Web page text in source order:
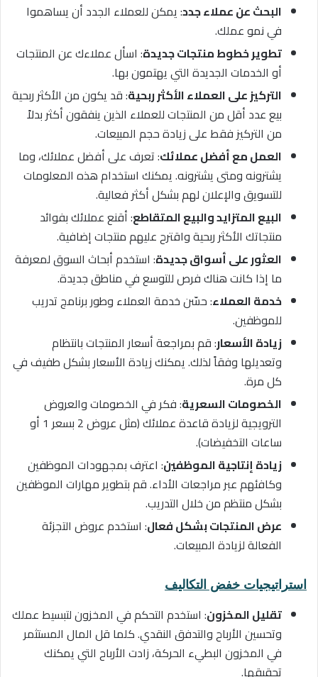
البحث عن عملاء جدد: يمكن للعملاء الجدد أن يساهموا
في نمو عملك.
تطوير خطوط منتجات جديدة: اسأل عملاءك عن المنتجات
أو الخدمات الجديدة التي يهتمون بها.
التركيز على العملاء الأكثر ربحية: قد يكون من الأكثر ربحية
بيع عدد أقل من المنتجات للعملاء الذين ينفقون أكثر بدلاً
من التركيز فقط على زيادة حجم المبيعات.
العمل مع أفضل عملائك: تعرف على أفضل عملائك، وما
يشترونه ومتى يشترونه. يمكنك استخدام هذه المعلومات
للتسويق والإعلان لهم بشكل أكثر فعالية.
البيع المتزايد والبيع المتقاطع: أقنع عملائك بفوائد
منتجاتك الأكثر ربحية واقترح عليهم منتجات إضافية.
العثور على أسواق جديدة: استخدم أبحاث السوق لمعرفة
ما إذا كانت هناك فرص للتوسع في مناطق جديدة.
خدمة العملاء: حسّن خدمة العملاء وطور برنامج تدريب
للموظفين.
زيادة الأسعار: قم بمراجعة أسعار المنتجات بانتظام
وتعديلها وفقاً لذلك. يمكنك زيادة الأسعار بشكل طفيف في
كل مرة.
الخصومات السعرية: فكر في الخصومات والعروض
الترويجية لزيادة قاعدة عملائك (مثل عروض 2 بسعر 1 أو
ساعات التخفيضات).
زيادة إنتاجية الموظفين: اعترف بمجهودات الموظفين
وكافئهم عبر مراجعات الأداء. قم بتطوير مهارات الموظفين
بشكل منتظم من خلال التدريب.
عرض المنتجات بشكل فعال: استخدم عروض التجزئة
الفعالة لزيادة المبيعات.
استراتيجيات خفض التكاليف
تقليل المخزون: استخدم التحكم في المخزون لتبسيط عملك
وتحسين الأرباح والتدفق النقدي. كلما قل المال المستثمر
في المخزون البطيء الحركة، زادت الأرباح التي يمكنك
تحقيقها.